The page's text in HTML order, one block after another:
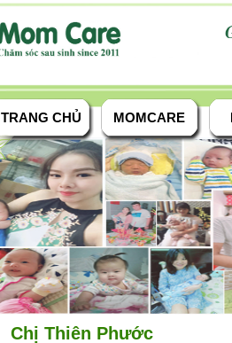
TRANG CHỦ MOMCARE
Chị Thiên Phước